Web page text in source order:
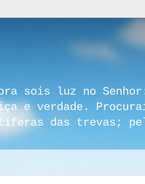
sois luz no
e verdade.
das trevas;